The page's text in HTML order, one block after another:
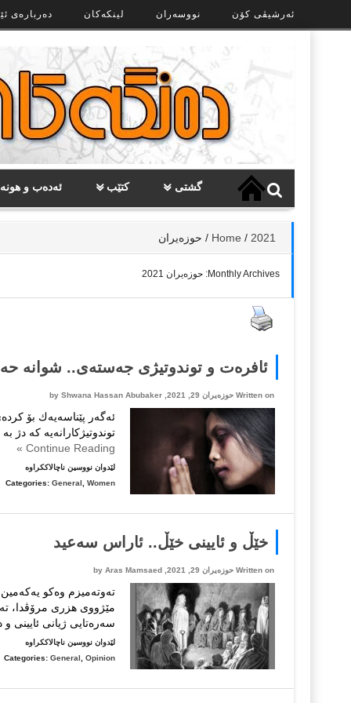
ئەرشیڤی کۆن نووسەران لینکەکان دەربارەی
گشتی کتێب ئەدەب و
Home / 2021
/ حوزه‌یران
Monthly Archives: حوزه‌یران 2021
ئافرەت و توندوتیژی جەستەی.. شوانە
Written on حوزه‌یران 29, 2021, by Shwana Hassan Abubaker
ئەگەر پێناسەیەك بۆ
توندوتیژكارانەیە كە
Continue Reading »
لێدوان نووسین ناچالاککراوەلە
ئافرەت
Categories: General Women
خێڵ و ئایینی خێڵ.. ئاراس سەعید
Written on حوزه‌یران 29, 2021, by Aras Mamsaed
تەوتەمیزم وەکو
مێژووی هزری مرۆڤدا،
سەرەتایی ژیانی ئایینی و
لێدوان نووسین ناچالاککراوەلە
خێڵ
ئایینی
Categories: General Opinion